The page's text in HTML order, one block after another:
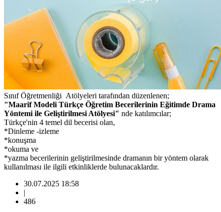
Sınıf Öğretmenliği Atölyeleri tarafından düzenlenen;
"Maarif Modeli Türkçe Öğretim Becerilerinin Eğitimde Drama
Yöntemi ile Geliştirilmesi Atölyesi" nde katılımcılar;
Türkçe'nin 4 temel dil becerisi olan,
*Dinleme -izleme
*konuşma
*okuma ve
*yazma becerilerinin geliştirilmesinde dramanın bir yöntem olarak
kullanılması ile ilgili etkinliklerde bulunacaklardır.
30.07.2025 18:58
|
486